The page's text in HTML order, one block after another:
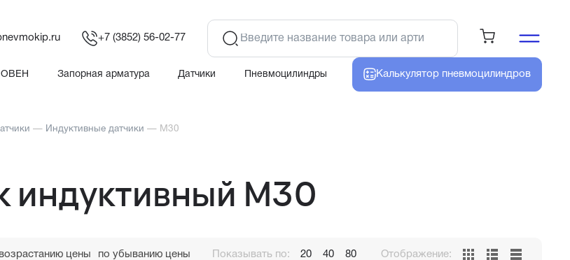
+7 (3852) 56-02-77
ОВЕН Запорная арматура Датчики Пневмоцилиндры Калькулятор пневмоцилиндров
— Индуктивные датчики — M30
индуктивный M30
цены по убыванию цены Показывать по: 20 40 80 Отображение: